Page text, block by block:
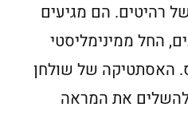
רהיטים. הם מגיעים
החל ממינימליסטי
האסתטיקה של שולחן
את המראה